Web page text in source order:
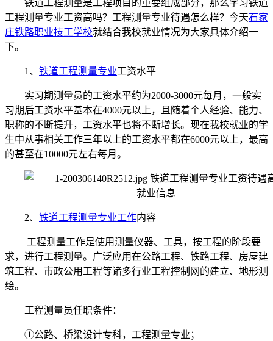
铁道工程测量是工程项目的重要组成部分，那么学习铁道
工程测量专业工资高吗？工程测量专业待遇怎么样？今天石家
庄铁路职业技工学校就结合我校就业情况为大家具体介绍一
下。
1、 铁道工程测量专业工资水平
实习期测量员的工资水平约为2000-3000元每月，一般实
习期后工资水平基本在4000元以上，且随着个人经验、能力、
职称的不断提升，工资水平也将不断增长。现在我校就业的学
生中从事相关工作三年以上的工资水平都在6000元以上，最高
的甚至在10000元左右每月。
2、 铁道工程测量专业工作内容
工程测量工作是使用测量仪器、工具，按工程的阶段要
求，进行工程测量。广泛应用在公路工程、铁路工程、房屋建
筑工程、市政公用工程等诸多行业工程控制网的建立、地形测
绘。
工程测量员任职条件：
①公路、桥梁设计专科，工程测量专业；